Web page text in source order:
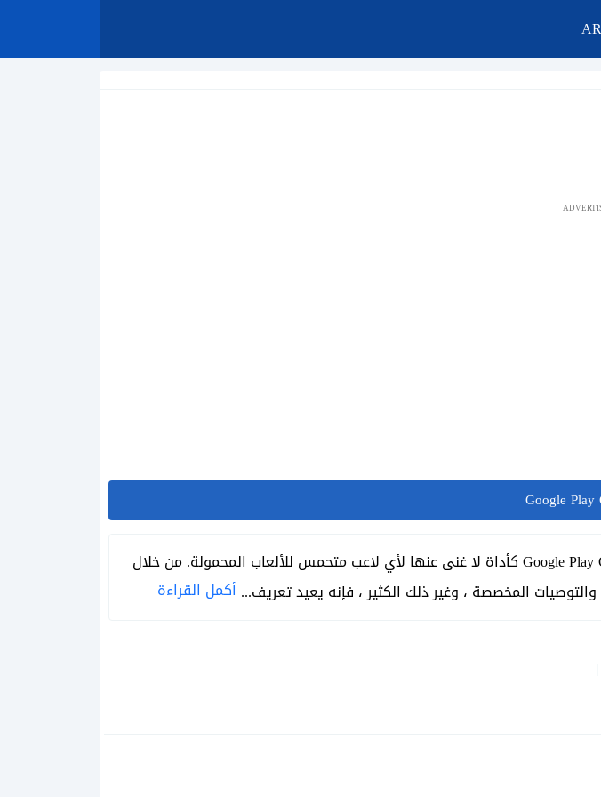
AR
تنزيل Google Play Games لـ Android تحميل ألعاب متجر بلاي يظهر تطبيق Google Play Games كأداة لا غنى عنها لأي لاعب متحمس للألعاب المحمولة. من خلال
المخصصة ، وغير ذلك الكثير ، فإنه يعيد تعريف... أكمل القراءة